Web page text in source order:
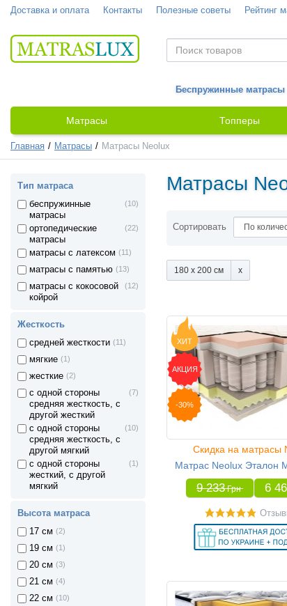
Доставка и оплата Контакты Полезные советы Рейтинг
Беспружинные матрасы
Матрасы Топперы
Главная Матрасы Матрасы Neolux
Тип матраса
беспружинные
матрасы
(10)
ортопедические
матрасы
(22)
матрасы с латексом (11)
матрасы с памятью (13)
матрасы с кокосовой
койрой
(12)
Жесткость
средней жесткости (11)
мягкие (1)
жесткие (2)
с одной стороны
средняя жесткость, с
другой жесткий
(7)
с одной стороны
средняя жесткость, с
другой мягкий
(10)
с одной стороны
жесткий, с другой
мягкий
(1)
Высота матраса
17 см (2)
19 см (1)
20 см (3)
21 см (4)
22 см (10)
Матрасы
Сортировать
180 x 200 см
ХИТ
АКЦИЯ
-30%
Скидка на матрасы
Матрас Neolux Эталон
9 233 Грн 6